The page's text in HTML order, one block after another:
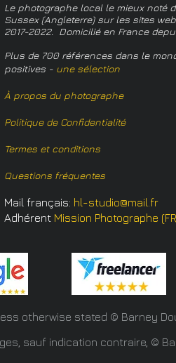
Le photographe local le mieux noté
Sussex (Angleterre) sur les sites
2017-2022. Domicilié en France
Plus de 700 références dans le
positives - une sélection
À propos du photographe
Politique de Confidentialité
Termes et conditions
Questions fréquentes
Mail français: hl-studio@mail.fr
Adhérent Mission Photographe
otherwise stated © Barney
sauf indication contraire, ©